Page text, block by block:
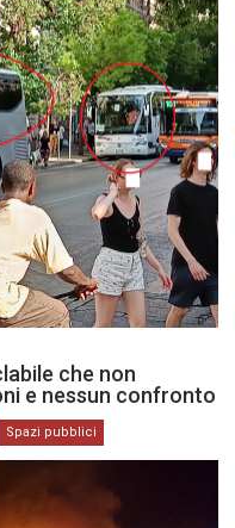
che non
e nessun confronto
Spazi pubblici